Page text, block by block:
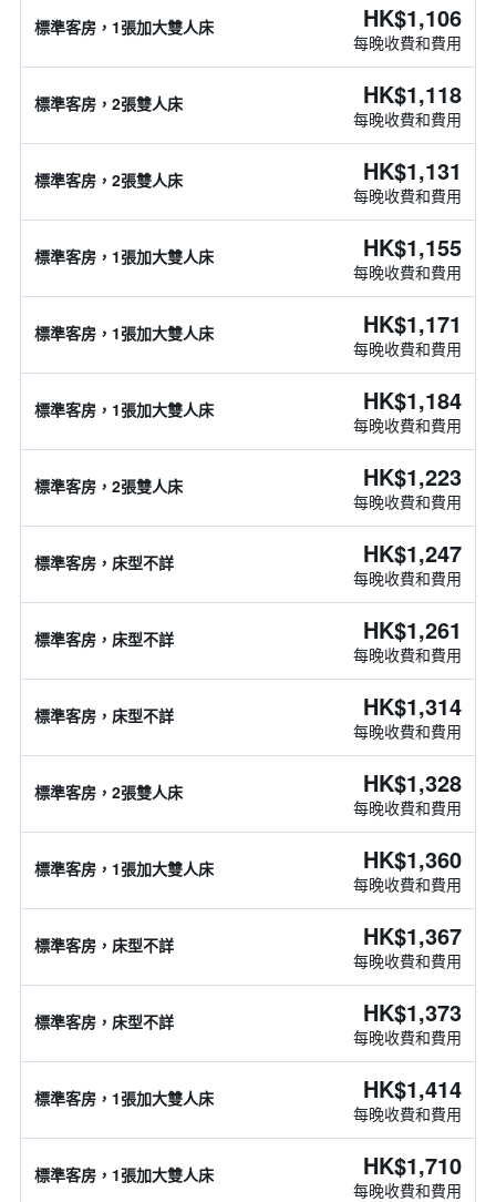
標準客房，1張加大雙人床 HK$1,106
每晚收費和費用
標準客房，2張雙人床 HK$1,118
每晚收費和費用
標準客房，2張雙人床 HK$1,131
每晚收費和費用
標準客房，1張加大雙人床 HK$1,155
每晚收費和費用
標準客房，1張加大雙人床 HK$1,171
每晚收費和費用
標準客房，1張加大雙人床 HK$1,184
每晚收費和費用
標準客房，2張雙人床 HK$1,223
每晚收費和費用
標準客房，床型不詳 HK$1,247
每晚收費和費用
標準客房，床型不詳 HK$1,261
每晚收費和費用
標準客房，床型不詳 HK$1,314
每晚收費和費用
標準客房，2張雙人床 HK$1,328
每晚收費和費用
標準客房，1張加大雙人床 HK$1,360
每晚收費和費用
標準客房，床型不詳 HK$1,367
每晚收費和費用
標準客房，床型不詳 HK$1,373
每晚收費和費用
標準客房，1張加大雙人床 HK$1,414
每晚收費和費用
標準客房，1張加大雙人床 HK$1,710
每晚收費和費用